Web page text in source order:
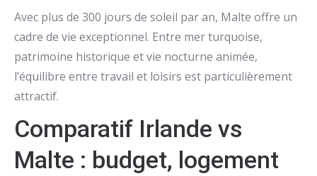
Avec plus de 300 jours de soleil par an, Malte offre un
cadre de vie exceptionnel. Entre mer turquoise,
patrimoine historique et vie nocturne animée,
l’équilibre entre travail et loisirs est particulièrement
attractif.
Comparatif Irlande vs
Malte : budget, logement